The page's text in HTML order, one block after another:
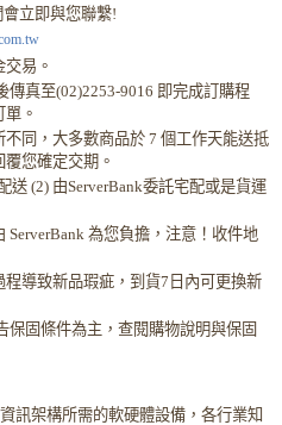
立即與您聯繫!
易。
真至(02)2253-9016 即完成訂購程
。
同，大多數商品於 7 個工作天能送抵
您確定交期。
送 (2) 由ServerBank委託宅配或是貨運
為您負擔，注意！收件地
導致新品瑕疵，到貨7日內可更換新
保固條件為主，查閱購物說明與保固
訊架構所需的軟硬體設備，各行業知